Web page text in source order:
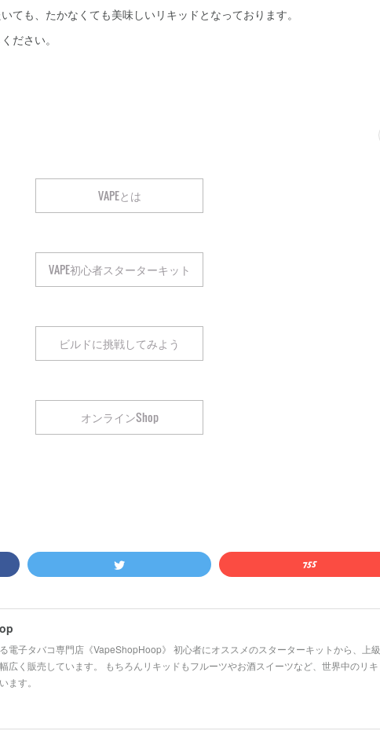
ても、たかなくても美味しいリキッドとなっております。
ださい。
VAPEとは
VAPE初心者スターターキット
ビルドに挑戦してみよう
オンラインShop
電子タバコ専門店《VapeShopHoop》 初心者にオススメのスターターキットから、上級
広く販売しています。 もちろんリキッドもフルーツやお酒スイーツなど、世界中のリキ
ます。